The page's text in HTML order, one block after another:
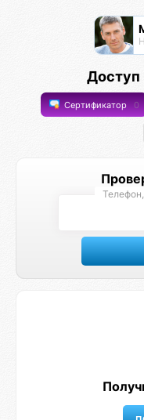
Доступ
Сертификатор 0